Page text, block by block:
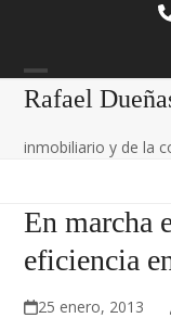
content
Rafael
Open
Close
inmobiliario y de la
En marcha
eficiencia
25 enero, 2013